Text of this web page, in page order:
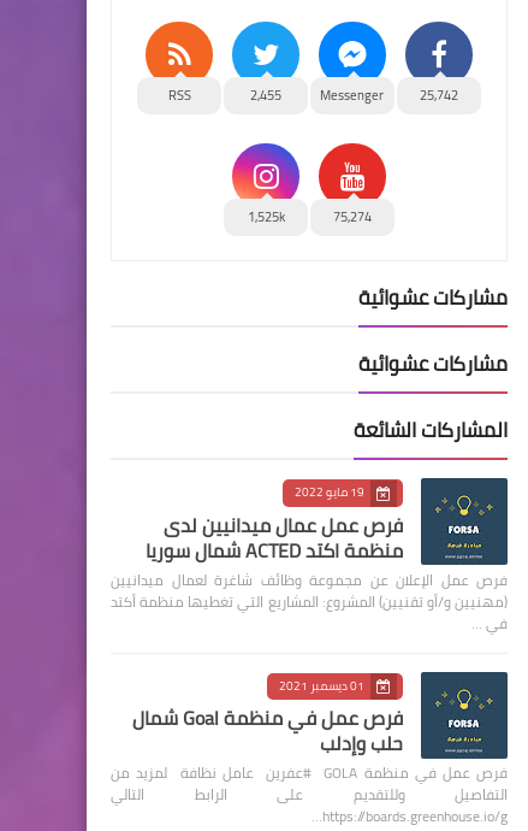
25,742
Messenger
2,455
RSS
75,274
1,525k
مشاركات عشوائية
مشاركات عشوائية
المشاركات الشائعة
19 مايو 2022
فرص عمل عمال ميدانيين لدى
منظمة اكتد ACTED شمال سوريا
فرص عمل الإعلان عن مجموعة وظائف شاغرة لعمال ميدانيين
(مهنيين و/أو تقنيين) المشروع: المشاريع التي تغطيها منظمة أكتد
في …
01 ديسمبر 2021
فرص عمل في منظمة Goal شمال
حلب وإدلب
فرص عمل في منظمة GOLA #عفرين عامل نظافة لمزيد من
التفاصيل وللتقديم على الرابط التالي
https://boards.greenhouse.io/g…